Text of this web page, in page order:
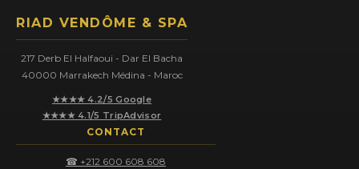
RIAD VENDÔME & SPA
217 Derb El Halfaoui - Dar El Bacha
40000 Marrakech Médina - Maroc
★★★★ 4.2/5 Google
★★★★ 4.1/5 TripAdvisor
CONTACT
☎ +212 600 608 608